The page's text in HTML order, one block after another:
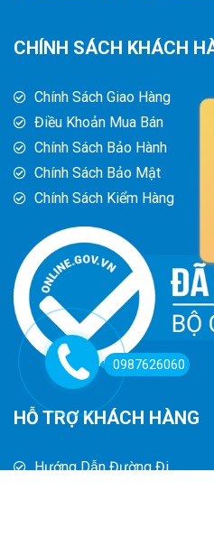
CHÍNH SÁCH KHÁCH
Chính Sách Giao Hàng
Điều Khoản Mua Bán
Chính Sách Bảo Hành
Chính Sách Bảo Mật
Chính Sách Kiểm Hàng
HỖ TRỢ KHÁCH HÀNG
Hướng Dẫn Đường Đi
0987626060